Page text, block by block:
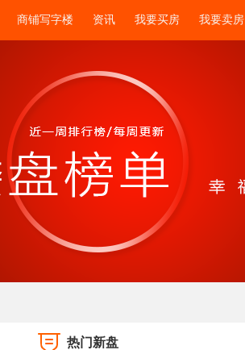
商铺写字楼 资讯 我要买房 我要卖房
热门新盘